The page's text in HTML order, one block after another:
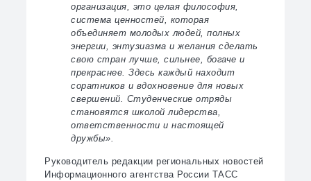
организация, это целая философия,
система ценностей, которая
объединяет молодых людей, полных
энергии, энтузиазма и желания сделать
свою стран лучше, сильнее, богаче и
прекраснее. Здесь каждый находит
соратников и вдохновение для новых
свершений. Студенческие отряды
становятся школой лидерства,
ответственности и настоящей
дружбы».
Руководитель редакции региональных новостей
Информационного агентства России ТАСС